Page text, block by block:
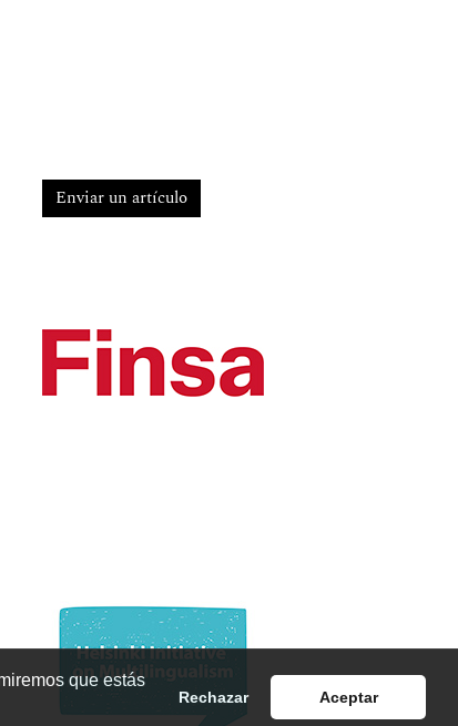
que estás
Rechazar Aceptar
Enviar un artículo